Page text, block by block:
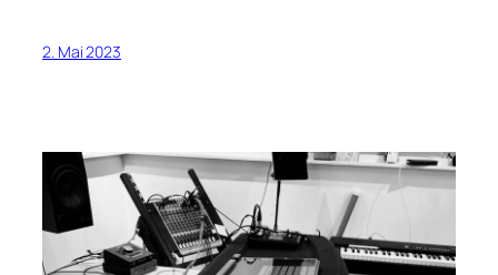
2. Mai 2023